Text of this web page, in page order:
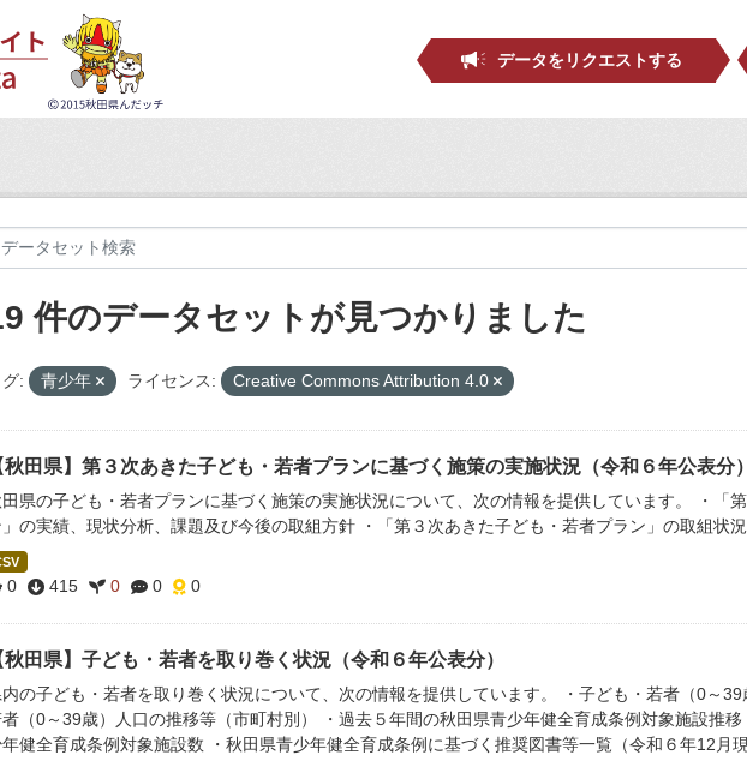
データをリクエストする
件のデータセットが見つかりました
グ: 青少年 ライセンス: Creative Commons Attribution 4.0
秋田県】第３次あきた子ども・若者プランに基づく施策の実施状況（令和６年公表分）
県の子ども・若者プランに基づく施策の実施状況について、次の情報を提供しています。 ・「
」の実績、現状分析、課題及び今後の取組方針 ・「第３次あきた子ども・若者プラン」の取組状況
0 415 0 0 0
秋田県】子ども・若者を取り巻く状況（令和６年公表分）
内の子ども・若者を取り巻く状況について、次の情報を提供しています。 ・子ども・若者（0～39
（0～39歳）人口の推移等（市町村別） ・過去５年間の秋田県青少年健全育成条例対象施設推
年健全育成条例対象施設数 ・秋田県青少年健全育成条例に基づく推奨図書等一覧（令和６年12月現